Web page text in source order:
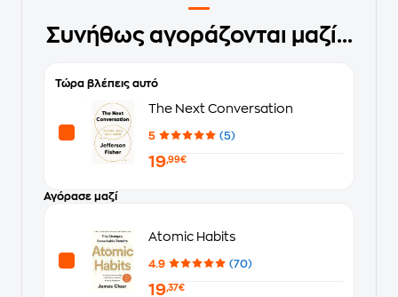
Συνήθως αγοράζονται μαζί...
Τώρα βλέπεις αυτό
The Next Conversation
5 (5)
19,99€
Αγόρασε μαζί
Atomic Habits
4.9 (70)
19,37€